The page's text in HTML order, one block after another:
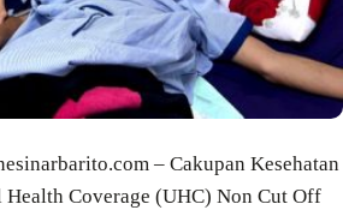
– Cakupan Kesehatan
Health Coverage (UHC) Non Cut Off